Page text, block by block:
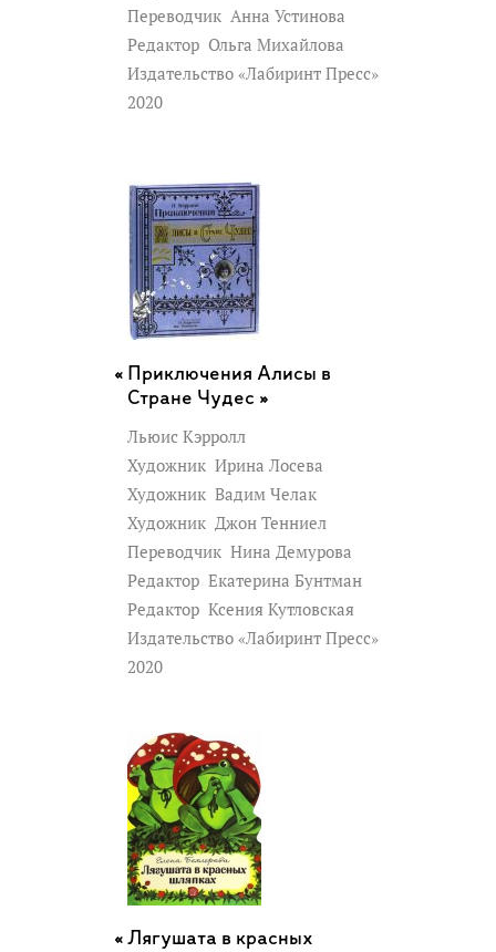
Переводчик Анна Устинова
Редактор Ольга Михайлова
Издательство «Лабиринт Пресс»
2020
Приключения Алисы в
Стране Чудес »
Льюис Кэрролл
Художник Ирина Лосева
Художник Вадим Челак
Художник Джон Тенниел
Переводчик Нина Демурова
Редактор Екатерина Бунтман
Редактор Ксения Кутловская
Издательство «Лабиринт Пресс»
2020
Лягушата в красных